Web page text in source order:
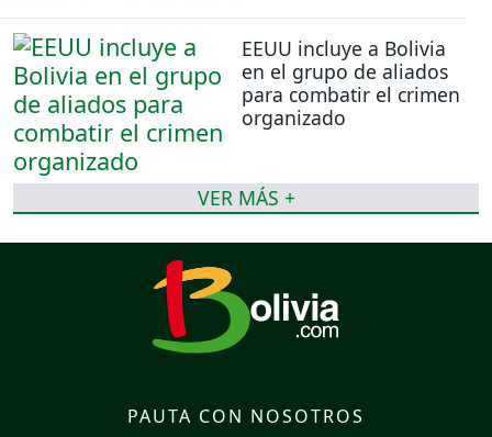
EEUU incluye a Bolivia
en el grupo de aliados
para combatir el crimen
organizado
VER MÁS +
PAUTA CON NOSOTROS